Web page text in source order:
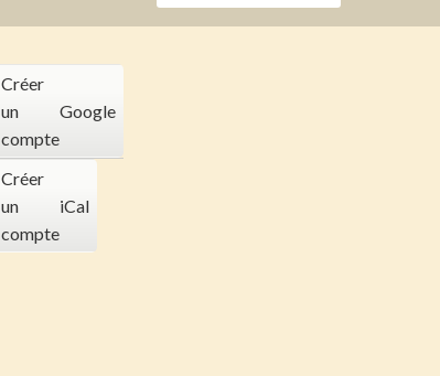
Créer
un
compte
Google
Créer
un
compte
iCal